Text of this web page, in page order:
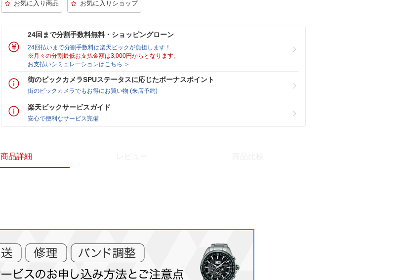
24回まで分割手数料無料・ショッピングローン
24回払いまで分割手数料は楽天ビックが負担します！
※月々の分割最低お支払金額は3,000円からとなります。
お支払いシミュレーションはこちら ＞
街のビックカメラSPUステータスに応じたボーナスポイント
街のビックカメラでもお得にお買い物 (来店予約)
楽天ビックサービスガイド
安心で便利なサービス完備
商品詳細